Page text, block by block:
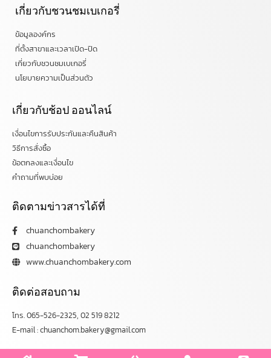
เกี่ยวกับชวนชมเบเกอรี่
ข้อมูลองค์กร
ที่ตั้งสาขาและเวลาเปิด-ปิด
เกี่ยวกับชวนชมเบเกอรี่
นโยบายความเป็นส่วนตัว
เกี่ยวกับช้อป ออนไลน์
เงื่อนไขการรับประกันและคืนสินค้า
วิธีการสั่งซื้อ
ข้อตกลงและเงื่อนไข
คำถามที่พบบ่อย
ติดตามข่าวสารได้ที่
chuanchombakery
chuanchombakery
www.chuanchombakery.com
ติดต่อสอบถาม
โทร. 065-526-2325, 02 519 8212
E-mail : chuanchom.bakery@gmail.com